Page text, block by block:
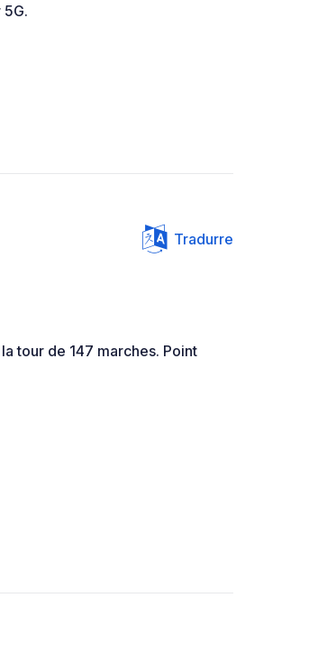
Tradurre
tour de 147 marches. Point